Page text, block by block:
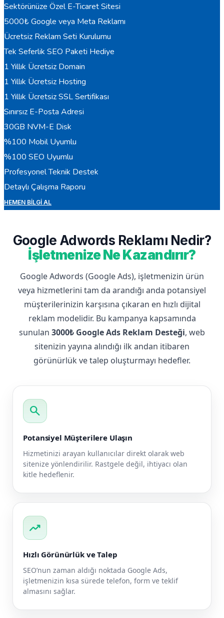
Sektörünüze Özel E-Ticaret Sitesi
5000₺ Google veya Meta Reklamı
Ücretsiz Reklam Seti Kurulumu
Tek Seferlik SEO Paketi Hediye
1 Yıllık Ücretsiz Domain
1 Yıllık Ücretsiz Hosting
1 Yıllık Ücretsiz SSL Sertifikası
Sınırsız E-Posta Adresi
30GB NVM-E Disk
%100 Mobil Uyumlu
%100 SEO Uyumlu
Profesyonel Teknik Destek
Detaylı Çalışma Raporu
HEMEN BILGI AL
Google Adwords Reklamı Nedir?
İşletmenize Ne Kazandırır?
Google Adwords (Google Ads), işletmenizin ürün
veya hizmetlerini tam da arandığı anda potansiyel
müşterilerinizin karşısına çıkaran en hızlı dijital
reklam modelidir. Bu kampanya kapsamında
sunulan 3000₺ Google Ads Reklam Desteği, web
sitenizin yayına alındığı ilk andan itibaren
görünürlük ve talep oluşturmayı hedefler.
search
Potansiyel Müşterilere Ulaşın
Hizmetinizi arayan kullanıcılar direkt olarak web
sitenize yönlendirilir. Rastgele değil, ihtiyacı olan
kitle hedeflenir.
trending_up
Hızlı Görünürlük ve Talep
SEO’nun zaman aldığı noktada Google Ads,
işletmenizin kısa sürede telefon, form ve teklif
almasını sağlar.